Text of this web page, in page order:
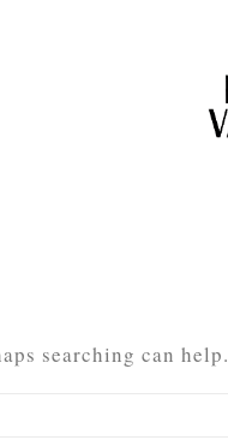
searching can help.